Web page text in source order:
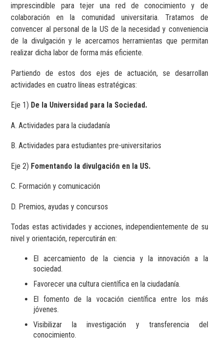
imprescindible para tejer una red de conocimiento y de
colaboración en la comunidad universitaria. Tratamos de
convencer al personal de la US de la necesidad y conveniencia
de la divulgación y le acercamos herramientas que permitan
realizar dicha labor de forma más eficiente.
Partiendo de estos dos ejes de actuación, se desarrollan
actividades en cuatro líneas estratégicas:
Eje 1) De la Universidad para la Sociedad.
A. Actividades para la ciudadanía
B. Actividades para estudiantes pre-universitarios
Eje 2) Fomentando la divulgación en la US.
C. Formación y comunicación
D. Premios, ayudas y concursos
Todas estas actividades y acciones, independientemente de su
nivel y orientación, repercutirán en:
El acercamiento de la ciencia y la innovación a la
sociedad.
Favorecer una cultura científica en la ciudadanía.
El fomento de la vocación científica entre los más
jóvenes.
Visibilizar la investigación y transferencia del
conocimiento.